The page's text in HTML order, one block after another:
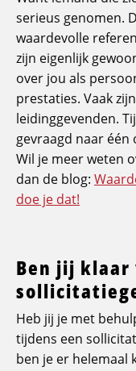
serieus genomen.
waardevolle
zijn eigenlijk
over jou als
prestaties. Vaak
leidinggevenden.
gevraagd naar
Wil je meer weten
dan de blog:
doe je dat!
Ben jij klaar
Heb jij je met
tijdens een
ben je er helemaal